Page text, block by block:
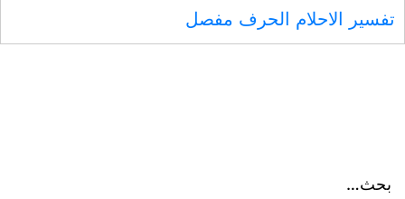
تفسير الاحلام الحرف مفصل
بحث…